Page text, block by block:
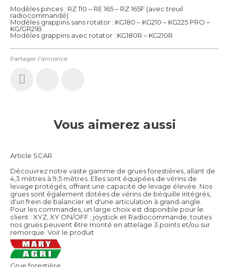
Partager l'annonce
Modèles pinces : RZ 110 – RE 165 – RZ 165F (avec treuil
radiocommandé)
Modèles grappins sans rotator : KG180 – KG210 – KG225 PRO –
KG/GR21B
Modèles grappins avec rotator : KG180R – KG210R
Vous aimerez aussi
Article SCAR
Découvrez notre vaste gamme de grues forestières, allant de
4,3 mètres à 9,5 mètres. Elles sont équipées de vérins de
levage protégés, offrant une capacité de levage élevée. Nos
grues sont également dotées de vérins de béquille intégrés,
d'un frein de balancier et d'une articulation à grand-angle.
Pour les commandes, un large choix est disponible pour le
client : XYZ, XY ON/OFF ; joystick et Radiocommande, toutes
nos grues peuvent être monté en attelage 3 points et/ou sur
remorque. Voir le produit
Grue forestière